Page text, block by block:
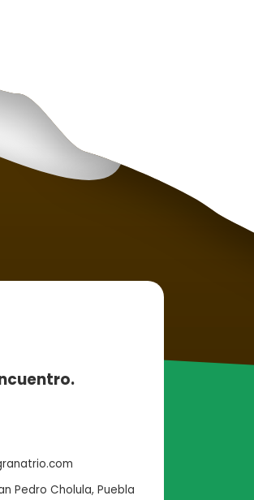
Pedro Cholula, Puebla